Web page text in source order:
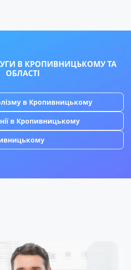
В КРОПИВНИЦЬКОМУ ТА
ОБЛАСТІ
в Кропивницькому
в Кропивницькому